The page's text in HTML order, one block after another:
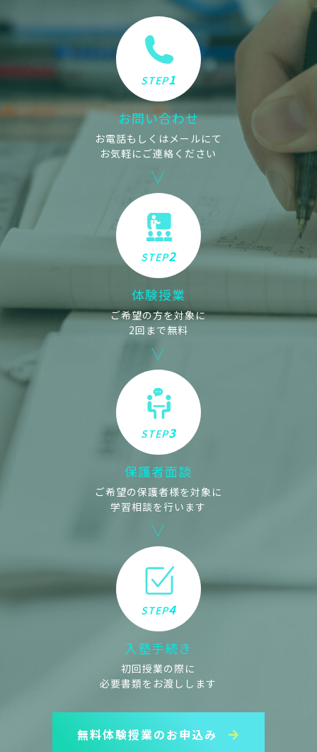
STEP1
お問い合わせ
お電話もしくはメールにて
お気軽にご連絡ください
STEP2
体験授業
ご希望の方を対象に
2回まで無料
STEP3
保護者面談
ご希望の保護者様を対象に
学習相談を行います
STEP4
入塾手続き
初回授業の際に
必要書類をお渡しします
無料体験授業のお申込み